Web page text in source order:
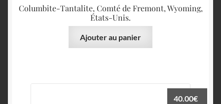
Columbite-Tantalite, Comté de Fremont, Wyoming,
États-Unis.
Ajouter au panier
40.00€